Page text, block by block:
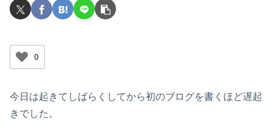
0
今日は起きてしばらくしてから初のブログを書くほど遅起
きでした。